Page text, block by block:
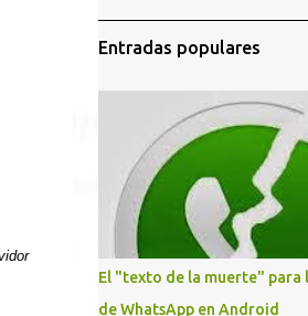
Entradas populares
El "texto de la muerte" para
de WhatsApp en Android